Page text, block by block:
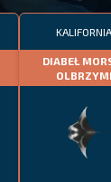
KALIFORNIA
DIABEŁ
OLBRZYMI